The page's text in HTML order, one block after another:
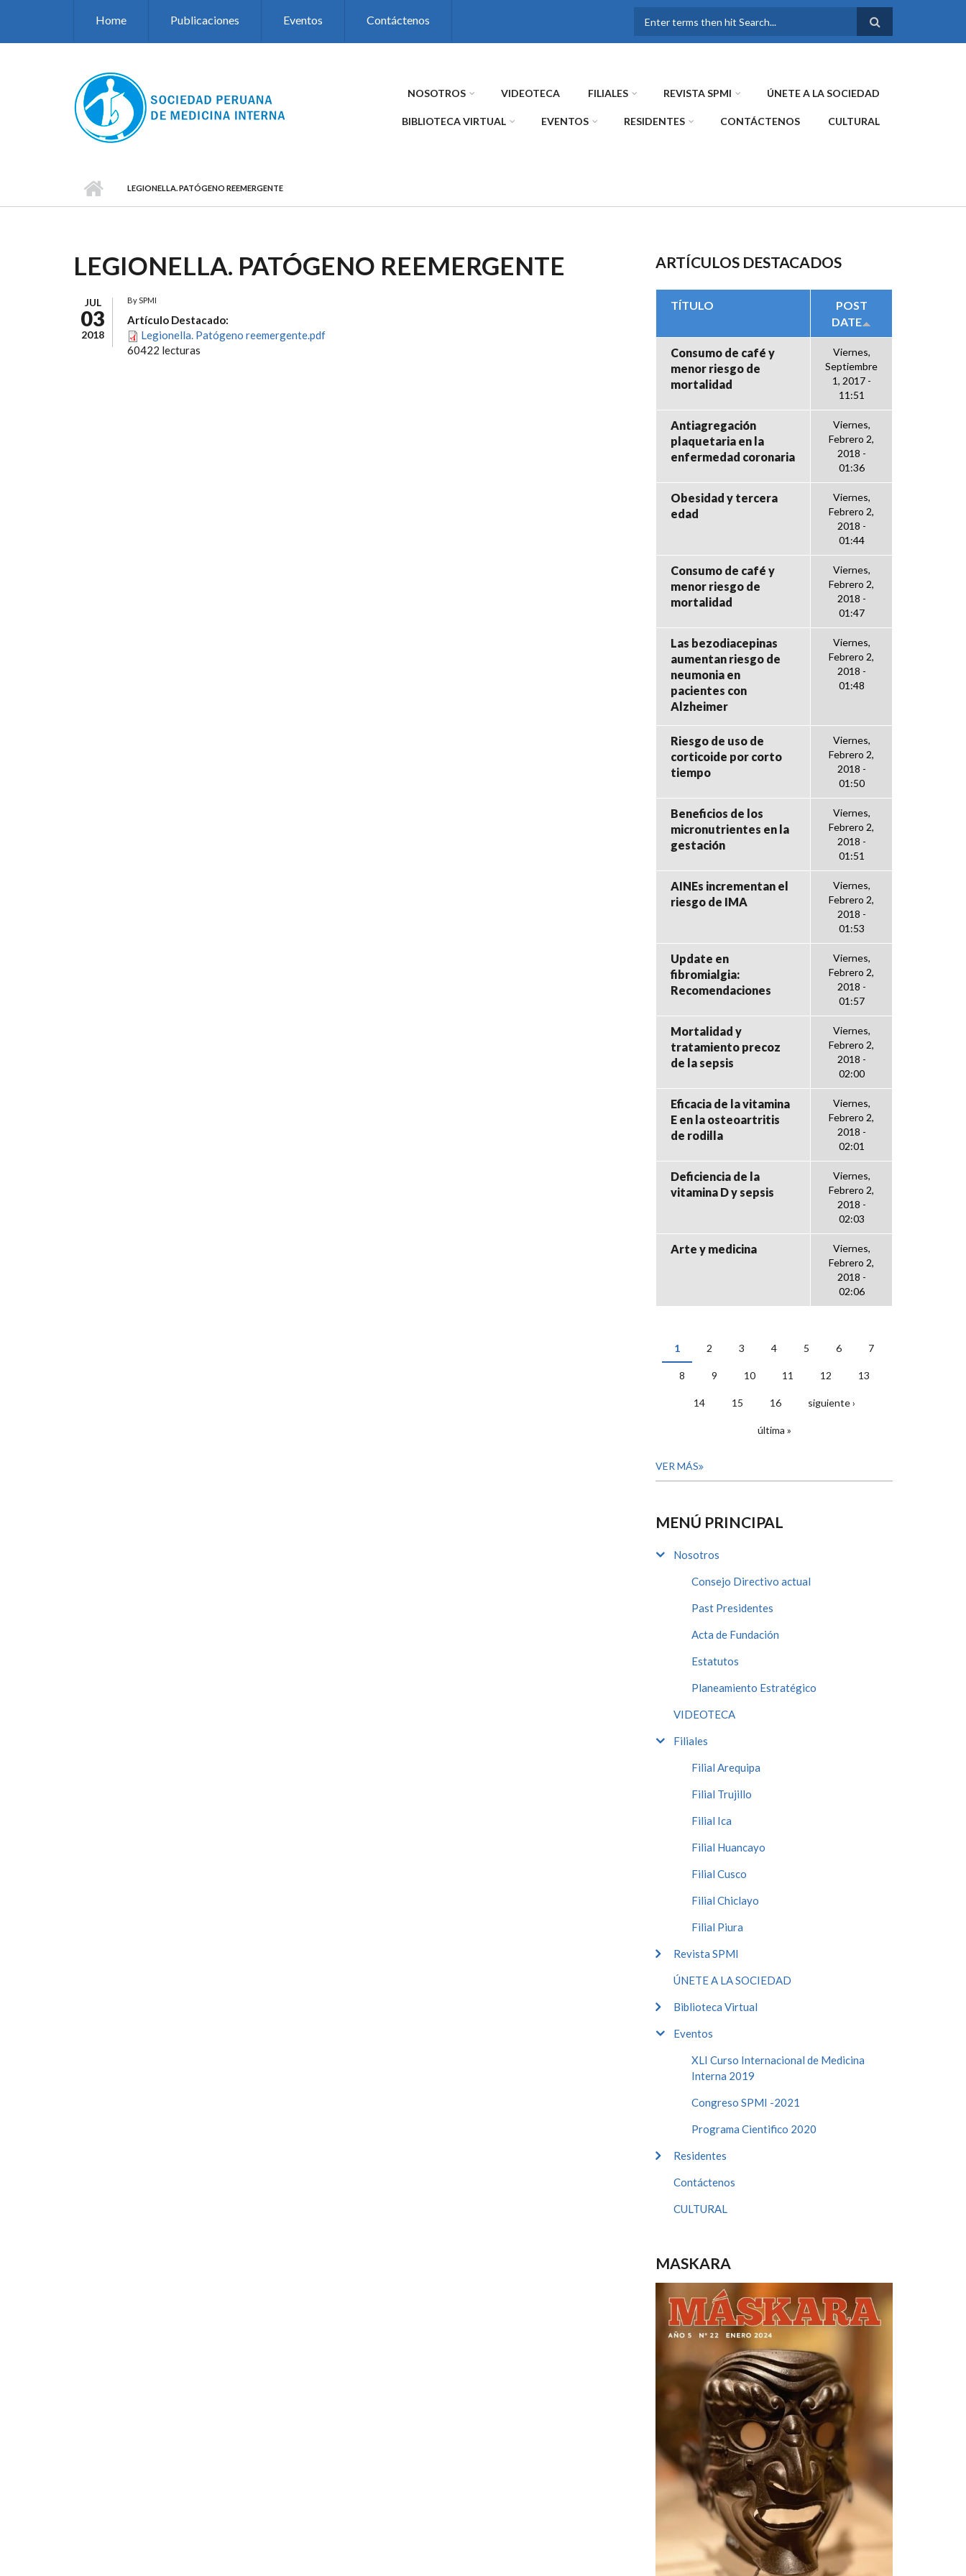
Home Publicaciones Eventos Contáctenos
FORMULARIO DE
NOSOTROS VIDEOTECA FILIALES REVISTA SPMI ÚNETE A LA SOCIEDAD
BIBLIOTECA VIRTUAL EVENTOS RESIDENTES CONTÁCTENOS CULTURAL
LEGIONELLA. PATÓGENO REEMERGENTE
LEGIONELLA. PATÓGENO REEMERGENTE
JUL
03
2018
BySPMI
Artículo Destacado:
Legionella. Patógeno reemergente.pdf
60422 lecturas
ARTÍCULOS DESTACADOS
TÍTULO
POST
DATE
Consumo de café y
menor riesgo de
mortalidad
Viernes,
Septiembre
1, 2017 -
11:51
Antiagregación
plaquetaria en la
enfermedad coronaria
Viernes,
Febrero 2,
2018 -
01:36
Obesidad y tercera
edad
Viernes,
Febrero 2,
2018 -
01:44
Consumo de café y
menor riesgo de
mortalidad
Viernes,
Febrero 2,
2018 -
01:47
Las bezodiacepinas
aumentan riesgo de
neumonia en
pacientes con
Alzheimer
Viernes,
Febrero 2,
2018 -
01:48
Riesgo de uso de
corticoide por corto
tiempo
Viernes,
Febrero 2,
2018 -
01:50
Beneficios de los
micronutrientes en la
gestación
Viernes,
Febrero 2,
2018 -
01:51
AINEs incrementan el
riesgo de IMA
Viernes,
Febrero 2,
2018 -
01:53
Update en
fibromialgia:
Recomendaciones
Viernes,
Febrero 2,
2018 -
01:57
Mortalidad y
tratamiento precoz
de la sepsis
Viernes,
Febrero 2,
2018 -
02:00
Eficacia de la vitamina
E en la osteoartritis
de rodilla
Viernes,
Febrero 2,
2018 -
02:01
Deficiencia de la
vitamina D y sepsis
Viernes,
Febrero 2,
2018 -
02:03
Arte y medicina
Viernes,
Febrero 2,
2018 -
02:06
PÁGINAS
1 2 3 4 5 6 7
8 9 10 11 12 13
14 15 16 siguiente ›
última »
VER MÁS
MENÚ PRINCIPAL
Nosotros
Consejo Directivo actual
Past Presidentes
Acta de Fundación
Estatutos
Planeamiento Estratégico
VIDEOTECA
Filiales
Filial Arequipa
Filial Trujillo
Filial Ica
Filial Huancayo
Filial Cusco
Filial Chiclayo
Filial Piura
Revista SPMI
ÚNETE A LA SOCIEDAD
Biblioteca Virtual
Eventos
XLI Curso Internacional de Medicina
Interna 2019
Congreso SPMI -2021
Programa Cientifico 2020
Residentes
Contáctenos
CULTURAL
MASKARA